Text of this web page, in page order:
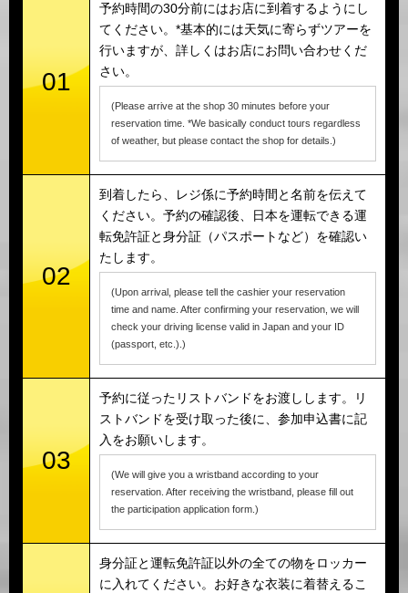
01
予約時間の30分前にはお店に到着するようにし
てください。*基本的には天気に寄らずツアーを
行いますが、詳しくはお店にお問い合わせくだ
さい。
(Please arrive at the shop 30 minutes before your
reservation time. *We basically conduct tours regardless
of weather, but please contact the shop for details.)
02
到着したら、レジ係に予約時間と名前を伝えて
ください。予約の確認後、日本を運転できる運
転免許証と身分証（パスポートなど）を確認い
たします。
(Upon arrival, please tell the cashier your reservation
time and name. After confirming your reservation, we will
check your driving license valid in Japan and your ID
(passport, etc.).)
03
予約に従ったリストバンドをお渡しします。リ
ストバンドを受け取った後に、参加申込書に記
入をお願いします。
(We will give you a wristband according to your
reservation. After receiving the wristband, please fill out
the participation application form.)
身分証と運転免許証以外の全ての物をロッカー
に入れてください。お好きな衣装に着替えるこ